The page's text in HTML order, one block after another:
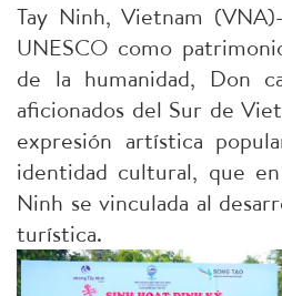
Tay Ninh, Vietnam
UNESCO como
de la humanidad, Don
aficionados del Sur de
expresión artística
identidad cultural, que
Ninh se vinculada al
turística.